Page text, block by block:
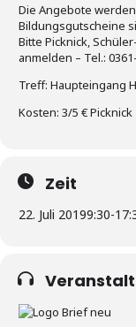
Die Angebote
Bildungsgutscheine
Bitte Picknick,
anmelden – Tel.:
Treff: Haupteingang
Kosten: 3/5 € Picknick
Zeit
22. Juli 20199:30-